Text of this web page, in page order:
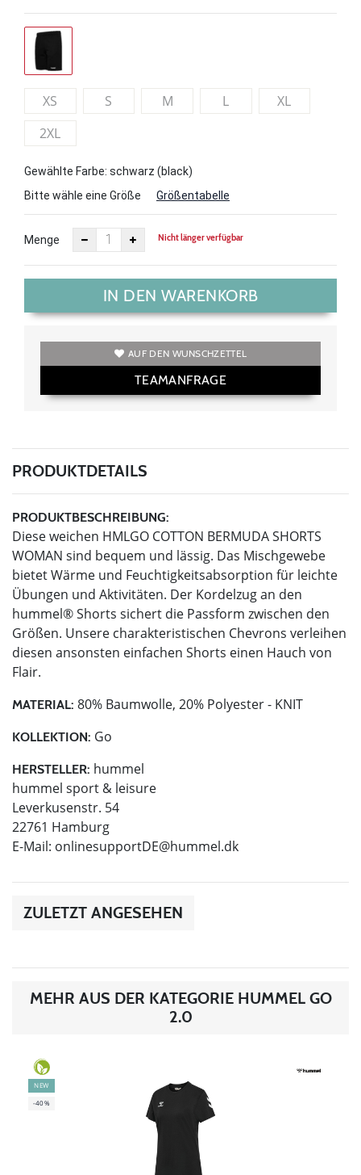
XS S M L
XL
2XL
Gewählte Farbe: schwarz (black)
Bitte wähle eine Größe
Größentabelle
Menge Nicht länger verfügbar
IN DEN WARENKORB
AUF DEN WUNSCHZETTEL
TEAMANFRAGE
PRODUKTDETAILS
PRODUKTBESCHREIBUNG:
Diese weichen HMLGO COTTON BERMUDA SHORTS
WOMAN sind bequem und lässig. Das Mischgewebe
bietet Wärme und Feuchtigkeitsabsorption für leichte
Übungen und Aktivitäten. Der Kordelzug an den
hummel® Shorts sichert die Passform zwischen den
Größen. Unsere charakteristischen Chevrons verleihen
diesen ansonsten einfachen Shorts einen Hauch von
Flair.
MATERIAL: 80% Baumwolle, 20% Polyester - KNIT
KOLLEKTION: Go
HERSTELLER: hummel
hummel sport & leisure
Leverkusenstr. 54
22761 Hamburg
E-Mail: onlinesupportDE@hummel.dk
ZULETZT ANGESEHEN
MEHR AUS DER KATEGORIE HUMMEL GO
2.0
NEW
-40%